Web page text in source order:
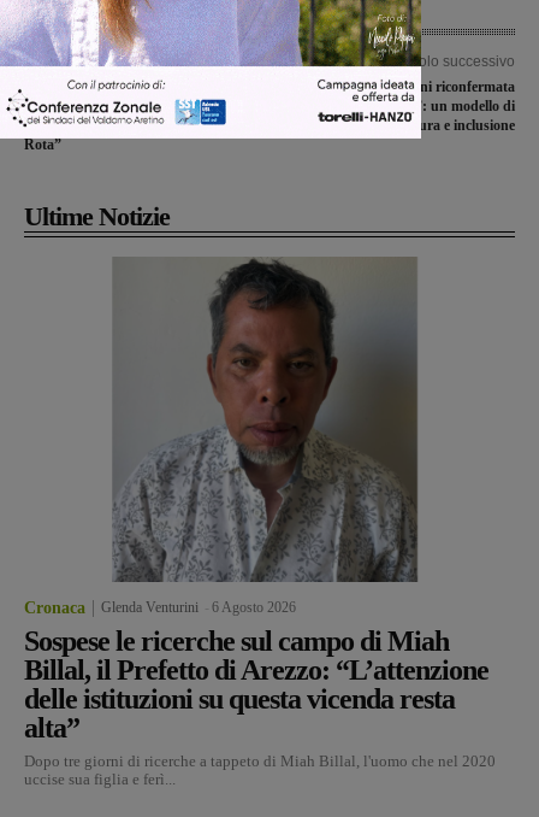
Articolo precedente
Questione Keu, il Movimento
Consumatori denuncia: “Esclusa
dalla bonifica la strada di Podere
Rota”
Articolo successivo
Terranuova Bracciolini riconfermata
“Città che Legge”: un modello di
cultura e inclusione
Ultime Notizie
Cronaca Glenda Venturini 6 Agosto 2026
Sospese le ricerche sul campo di Miah
Billal, il Prefetto di Arezzo: “L’attenzione
delle istituzioni su questa vicenda resta
alta”
Dopo tre giorni di ricerche a tappeto di Miah Billal, l'uomo che nel 2020
uccise sua figlia e ferì...